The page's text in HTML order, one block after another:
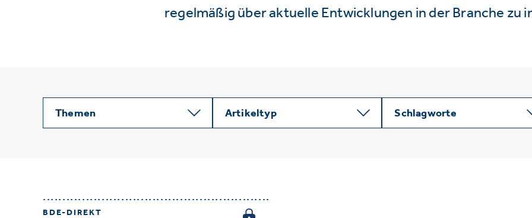
regelmäßig über aktuelle Entwicklungen in der Branche zu
Themen Artikeltyp Schlagworte
BDE-DIREKT